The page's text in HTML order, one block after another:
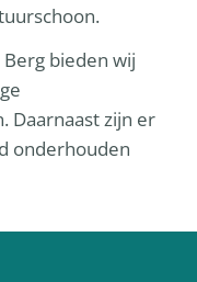
bieden wij
Daarnaast zijn er
onderhouden